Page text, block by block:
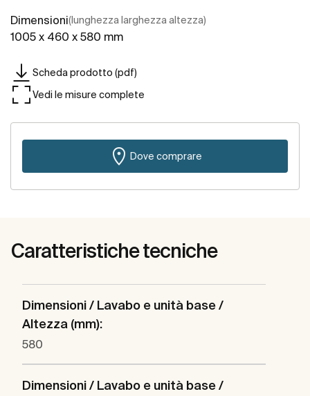
Dimensioni(lunghezza larghezza altezza)
1005 x 460 x 580 mm
Scheda prodotto (pdf)
Vedi le misure complete
Dove comprare
Caratteristiche tecniche
Dimensioni / Lavabo e unità base /
Altezza (mm):
580
Dimensioni / Lavabo e unità base /